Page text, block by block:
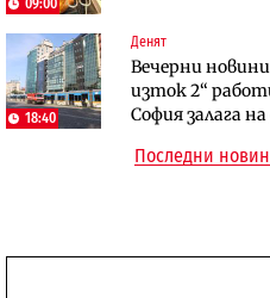
18:40
Денят
Вечерни
изток 2“
София залага
Digi&AI
Трафикът
че големи медии
Компании
„Ендуросат“
космически и
Последни